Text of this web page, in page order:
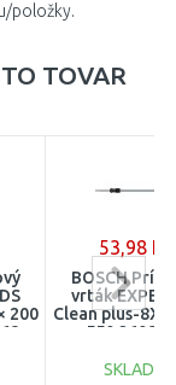
položky.
TOVAR
200
53,98
BOSCH
vrták
Clean plus-8X,
× 550